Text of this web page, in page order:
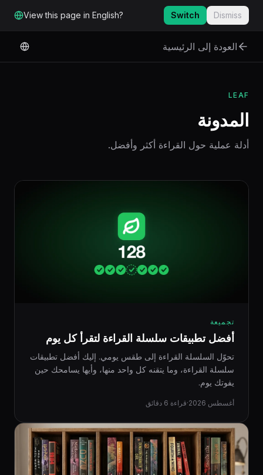
الانتقال إلى المحتوى الرئيسي
View this page in English? Switch Dismiss
العودة إلى الرئيسية
LEAF
المدونة
أدلة عملية حول القراءة أكثر وأفضل.
تجميعة
أفضل تطبيقات سلسلة القراءة لتقرأ كل يوم
تحوّل السلسلة القراءة إلى طقس يومي. إليك أفضل تطبيقات
سلسلة القراءة، وما يتقنه كل واحد منها، وأيها يسامحك حين
يفوتك يوم.
أغسطس 2026 ·قراءة 6 دقائق